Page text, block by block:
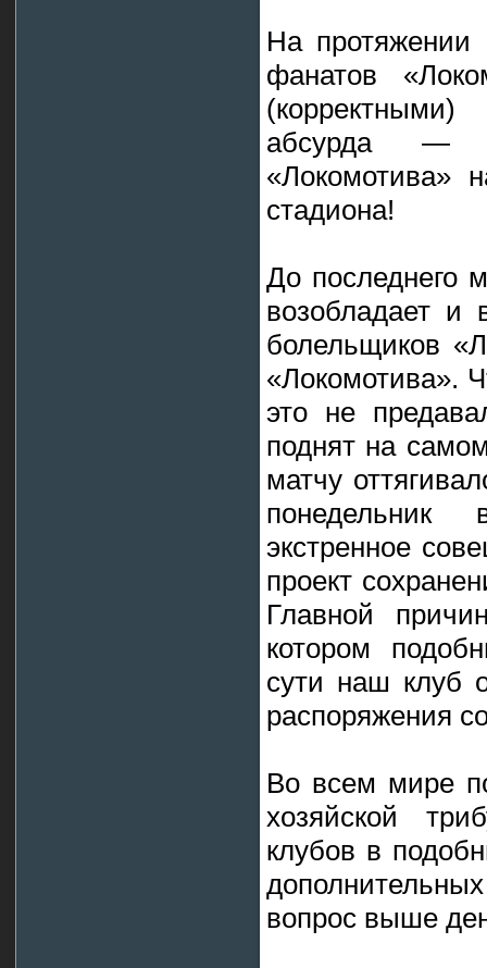
На протяжении
фанатов
абсурда —
«Локомотива»
стадиона!
До последнего
возобладает и
болельщиков
«Локомотива».
это не
поднят на
матчу
экстренное
проект
Главной
котором
сути наш клуб
распоряжения
Во всем мире
хозяйской
клубов в
вопрос выше